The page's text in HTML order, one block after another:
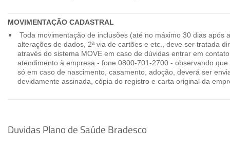
MOVIMENTAÇÃO CADASTRAL
Toda movimentação de inclusões (até no máximo 30 dias após
alterações de dados, 2ª via de cartões e etc., deve ser tratada
através do sistema MOVE em caso de dúvidas entrar em
atendimento à empresa - fone 0800-701-2700 - observando
só em caso de nascimento, casamento, adoção, deverá ser
devidamente assinada, cópia do registro e carta original da
Duvidas Plano de Saúde Bradesco